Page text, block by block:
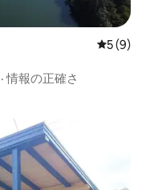
レビュー
5 (9)
·情報の正確さ